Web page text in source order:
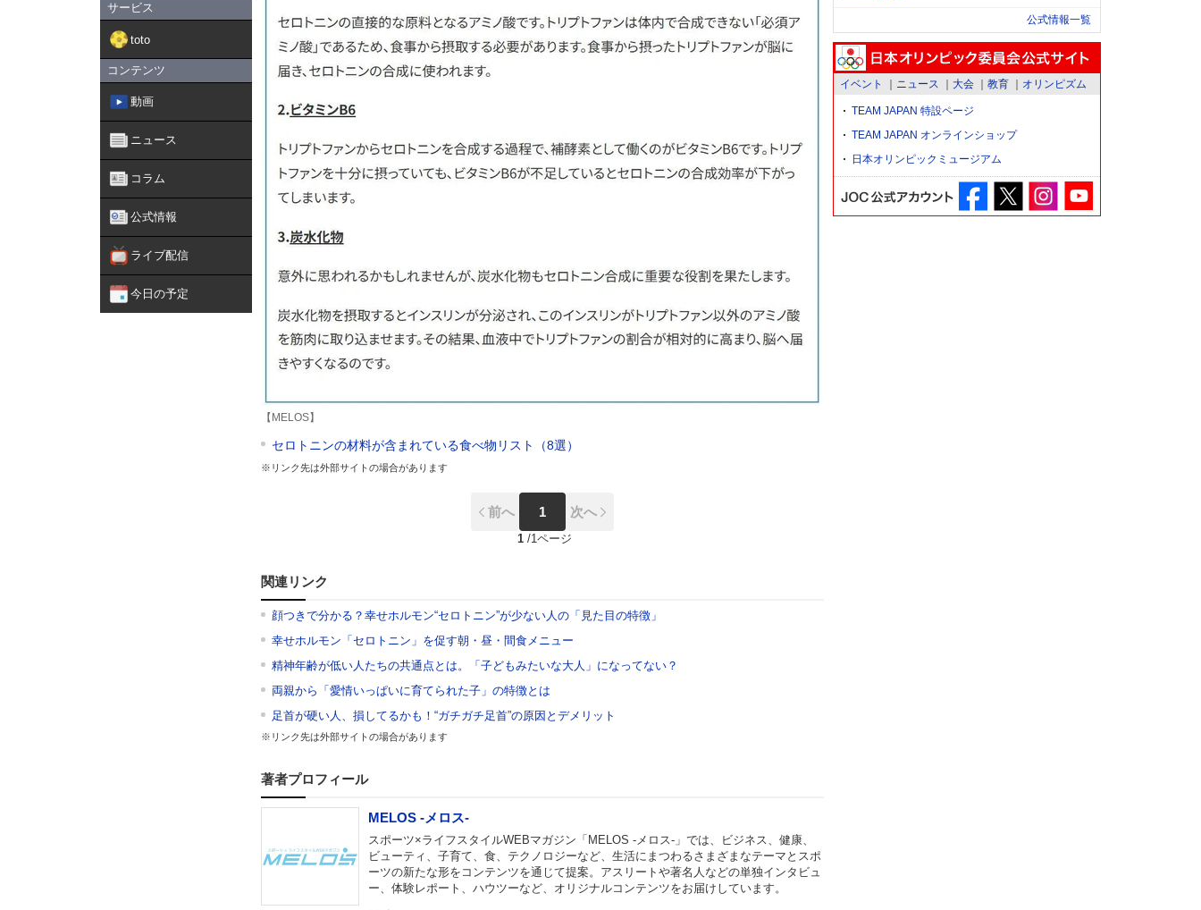
サービス
toto
コンテンツ
動画
ニュース
コラム
公式情報
ライブ配信
今日の予定
【MELOS】
セロトニンの材料が含まれている食べ物リスト（8選）
※リンク先は外部サイトの場合があります
前へ 1 次へ
1 /1ページ
関連リンク
顔つきで分かる？幸せホルモン“セロトニン”が少ない人の「見た目の特徴」
幸せホルモン「セロトニン」を促す朝・昼・間食メニュー
精神年齢が低い人たちの共通点とは。「子どもみたいな大人」になってない？
両親から「愛情いっぱいに育てられた子」の特徴とは
足首が硬い人、損してるかも！“ガチガチ足首”の原因とデメリット
※リンク先は外部サイトの場合があります
著者プロフィール
MELOS -メロス-
スポーツ×ライフスタイルWEBマガジン「MELOS -メロス-」では、ビジネス、健康、
ビューティ、子育て、食、テクノロジーなど、生活にまつわるさまざまなテーマとスポ
ーツの新たな形をコンテンツを通じて提案。アスリートや著名人などの単独インタビュ
ー、体験レポート、ハウツーなど、オリジナルコンテンツをお届けしています。
公式情報一覧
イベント ニュース 大会 教育 オリンピズム
TEAM JAPAN 特設ページ
TEAM JAPAN オンラインショップ
日本オリンピックミュージアム